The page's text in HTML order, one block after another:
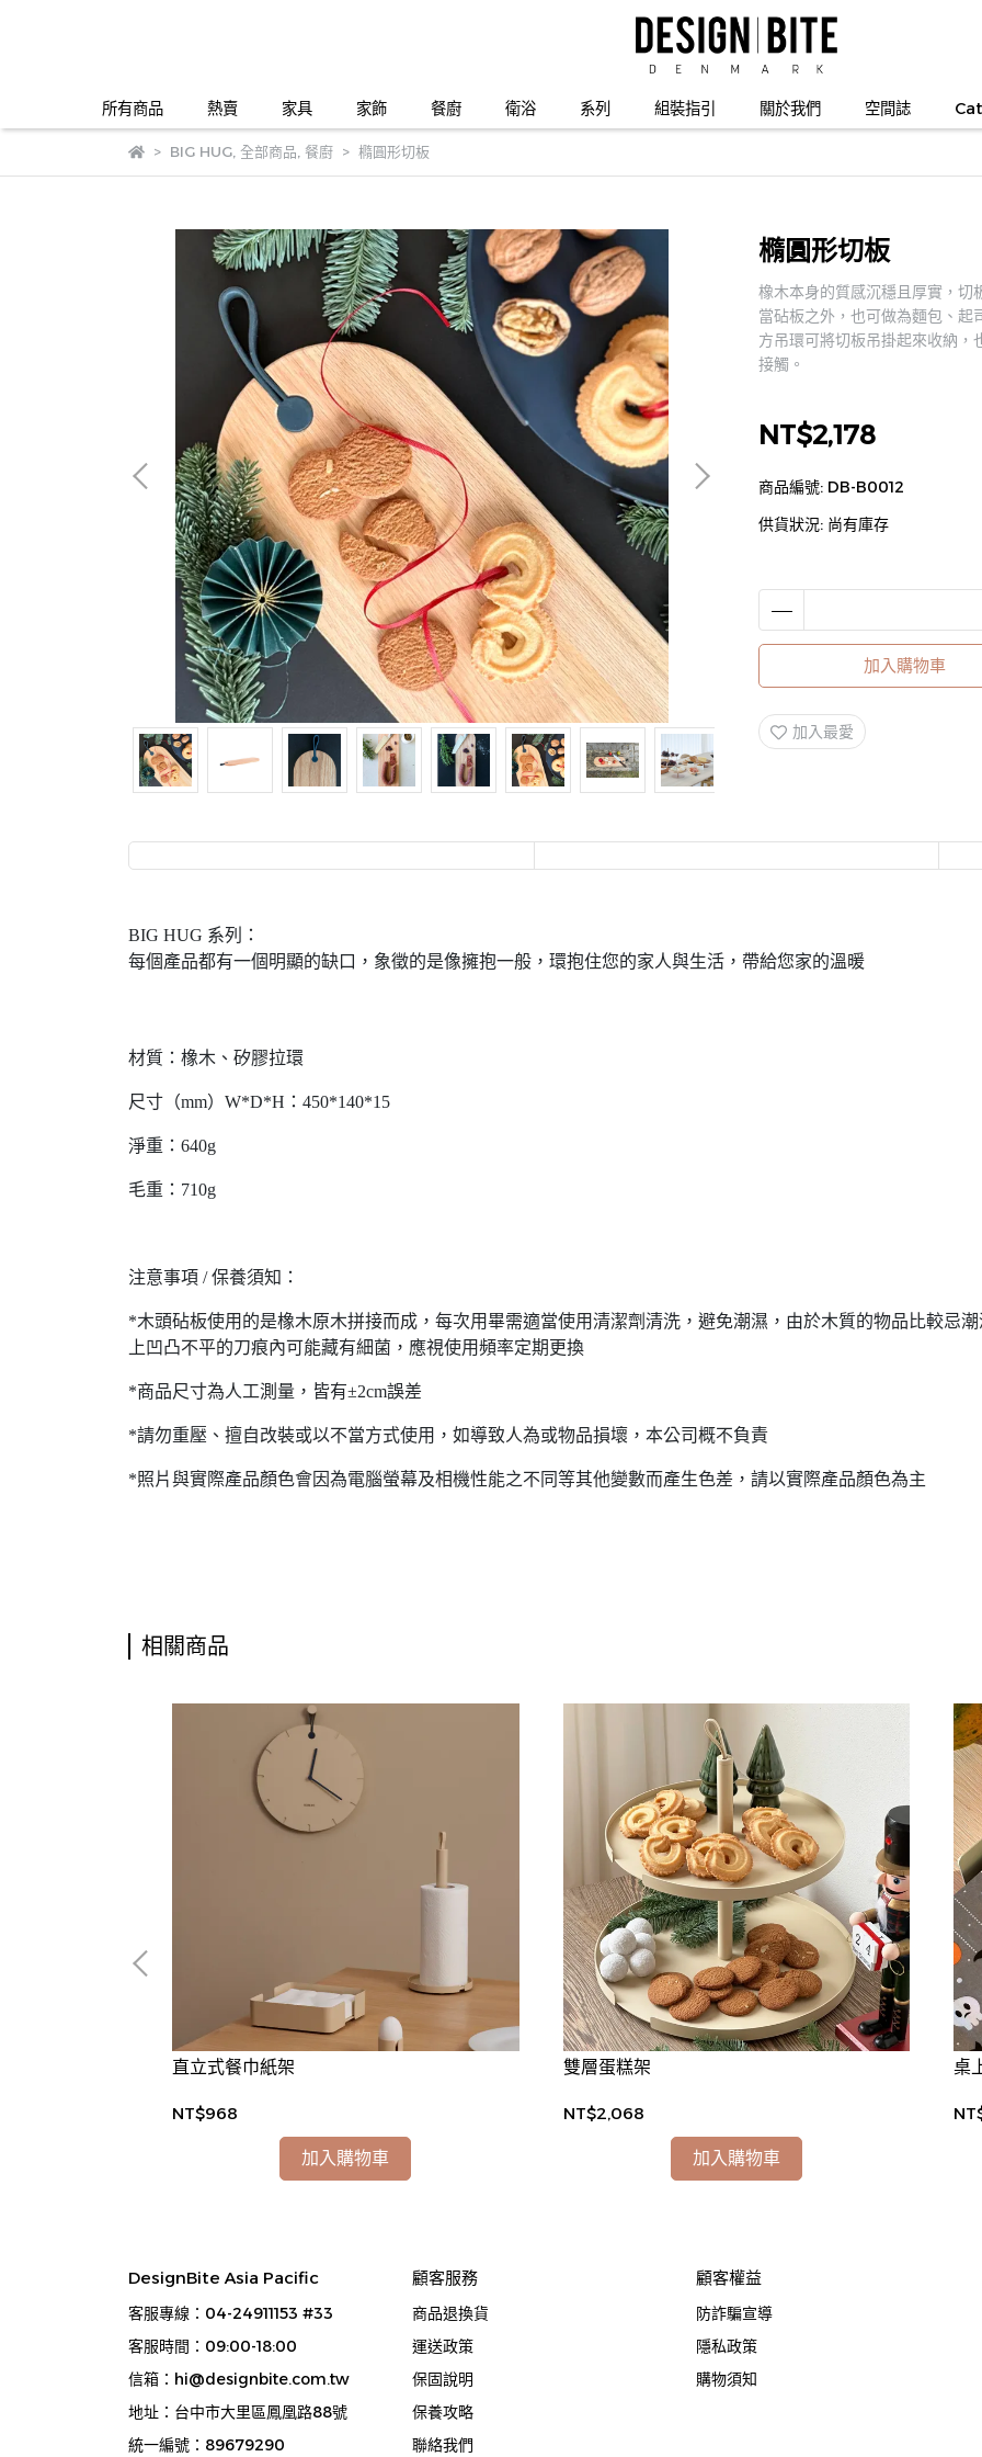
所有商品 熱賣 家具 家飾 餐廚 衛浴 系列 組裝指引 關於我們 空間誌
BIG HUG, 全部商品 餐廚 橢圓形切板
橢圓形切板
橡木本身的質感沉穩且厚實，切
當砧板之外，也可做為麵包、
方吊環可將切板吊掛起來收納
接觸。
NT$2,178
商品編號: DB-B0012
供貨狀況: 尚有庫存
加入購物車
加入最愛
BIG HUG 系列：
每個產品都有一個明顯的缺口，象徵的是像擁抱一般，環抱住您的家人與生活，帶給您家的溫暖
材質：橡木、矽膠拉環
尺寸（mm）W*D*H：450*140*15
淨重：640g
毛重：710g
注意事項 / 保養須知：
*木頭砧板使用的是橡木原木拼接而成，每次用畢需適當使用清潔劑清洗，避免潮濕，由於木質的物品比較忌
上凹凸不平的刀痕內可能藏有細菌，應視使用頻率定期更換
*商品尺寸為人工測量，皆有±2cm誤差
*請勿重壓、擅自改裝或以不當方式使用，如導致人為或物品損壞，本公司概不負責
*照片與實際產品顏色會因為電腦螢幕及相機性能之不同等其他變數而產生色差，請以實際產品顏色為主
相關商品
直立式餐巾紙架
NT$968
加入購物車
雙層蛋糕架
NT$2,068
加入購物車
桌
DesignBite Asia Pacific
客服專線：04-24911153 #33
客服時間：09:00-18:00
信箱：hi@designbite.com.tw
地址：台中市大里區鳳凰路88號
統一編號：89679290
顧客服務
商品退換貨
運送政策
保固說明
保養攻略
聯絡我們
顧客權益
防詐騙宣導
隱私政策
購物須知